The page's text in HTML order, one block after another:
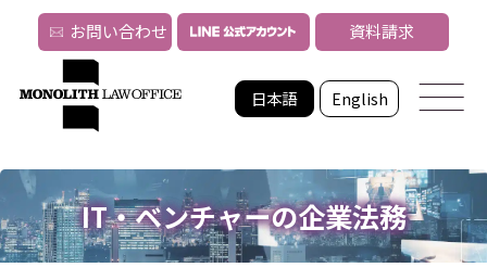
日本語 English
お問い合わせ 資料請求
IT・ベンチャーの企業法務